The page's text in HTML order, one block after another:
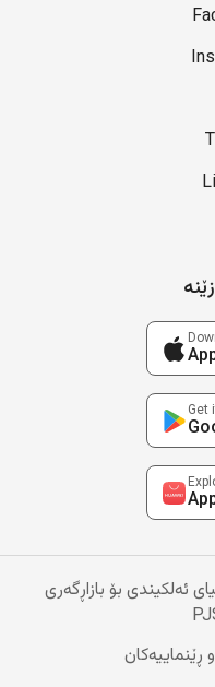
Get
© 2026 کۆمپانیای ئەلکیندی بۆ بازاڕگەری
ڕێنماییەکان